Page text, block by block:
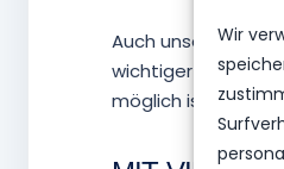
Wir
Auch unsere
wichtiger
möglich ist —